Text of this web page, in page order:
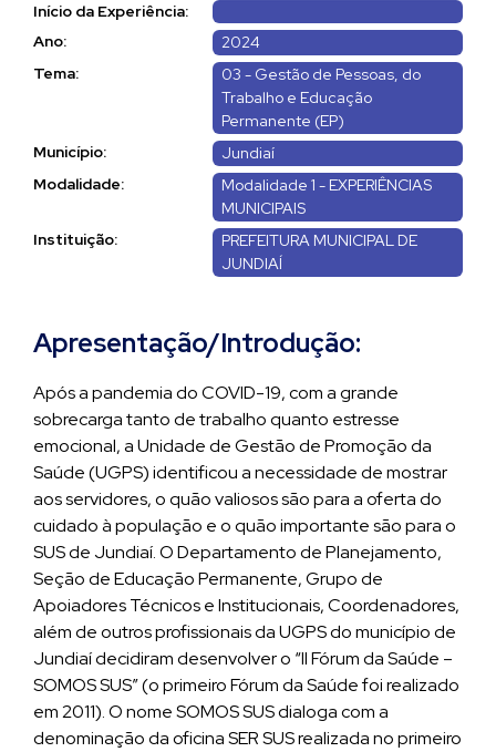
Início da Experiência:
Ano:
2024
Tema:
03 - Gestão de Pessoas, do
Trabalho e Educação
Permanente (EP)
Município:
Jundiaí
Modalidade:
Modalidade 1 - EXPERIÊNCIAS
MUNICIPAIS
Instituição:
PREFEITURA MUNICIPAL DE
JUNDIAÍ
Apresentação/Introdução:
Após a pandemia do COVID-19, com a grande
sobrecarga tanto de trabalho quanto estresse
emocional, a Unidade de Gestão de Promoção da
Saúde (UGPS) identificou a necessidade de mostrar
aos servidores, o quão valiosos são para a oferta do
cuidado à população e o quão importante são para o
SUS de Jundiaí. O Departamento de Planejamento,
Seção de Educação Permanente, Grupo de
Apoiadores Técnicos e Institucionais, Coordenadores,
além de outros profissionais da UGPS do município de
Jundiaí decidiram desenvolver o “II Fórum da Saúde –
SOMOS SUS” (o primeiro Fórum da Saúde foi realizado
em 2011). O nome SOMOS SUS dialoga com a
denominação da oficina SER SUS realizada no primeiro